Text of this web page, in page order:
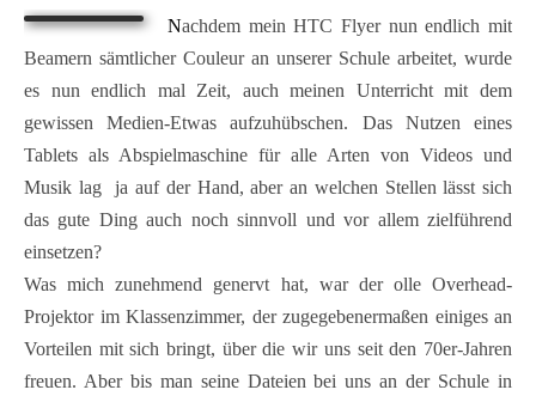
Nachdem mein HTC Flyer nun endlich mit
Beamern sämtlicher Couleur an unserer Schule arbeitet, wurde
es nun endlich mal Zeit, auch meinen Unterricht mit dem
gewissen Medien-Etwas aufzuhübschen. Das Nutzen eines
Tablets als Abspielmaschine für alle Arten von Videos und
Musik lag ja auf der Hand, aber an welchen Stellen lässt sich
das gute Ding auch noch sinnvoll und vor allem zielführend
einsetzen?
Was mich zunehmend genervt hat, war der olle Overhead-
Projektor im Klassenzimmer, der zugegebenermaßen einiges an
Vorteilen mit sich bringt, über die wir uns seit den 70er-Jahren
freuen. Aber bis man seine Dateien bei uns an der Schule in